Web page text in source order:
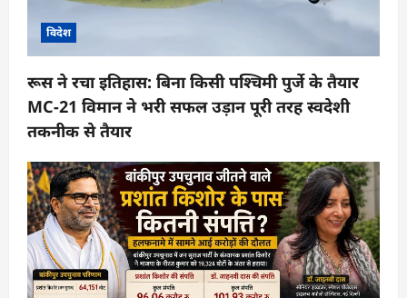
विदेश
रूस ने रचा इतिहास: बिना किसी पश्चिमी पुर्जे के तैयार
MC-21 विमान ने भरी सफल उड़ान पूरी तरह स्वदेशी
तकनीक से तैयार